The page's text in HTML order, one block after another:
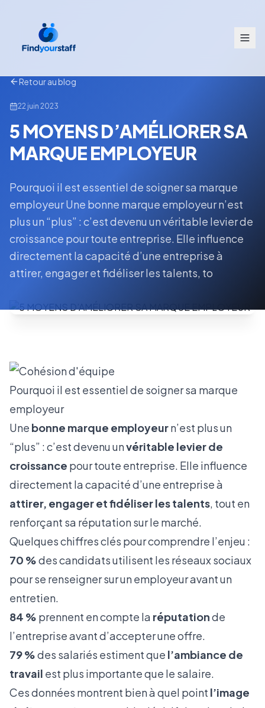
Retour au blog
22 juin 2023
5 MOYENS D’AMÉLIORER SA
MARQUE EMPLOYEUR
Pourquoi il est essentiel de soigner sa marque
employeur Une bonne marque employeur n’est
plus un “plus” : c’est devenu un véritable levier de
croissance pour toute entreprise. Elle influence
directement la capacité d’une entreprise à
attirer, engager et fidéliser les talents, to
Pourquoi il est essentiel de soigner sa marque
employeur
Une bonne marque employeurn’est plus un
“plus” : c’est devenu unvéritable levier de
croissance pour toute entreprise. Elle influence
directement la capacité d’une entreprise à
attirer, engager et fidéliser les talents, tout en
renforçant sa réputation sur le marché.
Quelques chiffres clés pour comprendre l’enjeu :
70 %des candidats utilisent les réseaux sociaux
pour se renseigner sur un employeur avant un
entretien.
84 % prennent en compte la réputationde
l’entreprise avant d’accepter une offre.
79 %des salariés estiment que l’ambiance de
travail est plus importante que le salaire.
Ces données montrent bien à quel point l’image